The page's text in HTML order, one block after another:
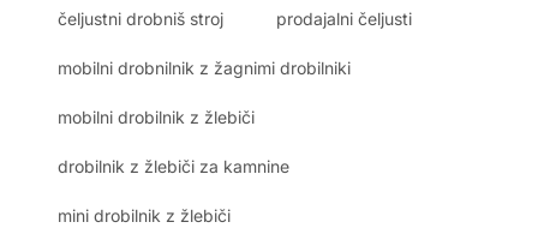
čeljustni drobniš stroj prodajalni čeljusti
mobilni drobnilnik z žagnimi drobilniki
mobilni drobilnik z žlebiči
drobilnik z žlebiči za kamnine
mini drobilnik z žlebiči